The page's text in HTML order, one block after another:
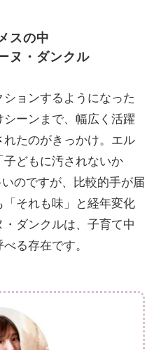
スの中
ヌ・ダンクル
ョンするようになった
ーンまで、幅広く活躍
たのがきっかけ。エル
子どもに汚されないか
のですが、比較的手が届
それも味」と経年変化
ダンクルは、子育て中
る存在です。